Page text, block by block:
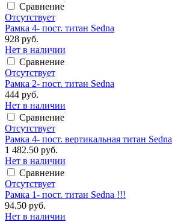
Сравнение
Отсутствует
Рамка 4- пост. титан Sedna
928 руб.
Нет в наличии
Сравнение
Отсутствует
Рамка 2- пост. титан Sedna
444 руб.
Нет в наличии
Сравнение
Отсутствует
Рамка 4- пост. вертикальная титан Sedna
1 482.50 руб.
Нет в наличии
Сравнение
Отсутствует
Рамка 1- пост. титан Sedna !!!
94.50 руб.
Нет в наличии